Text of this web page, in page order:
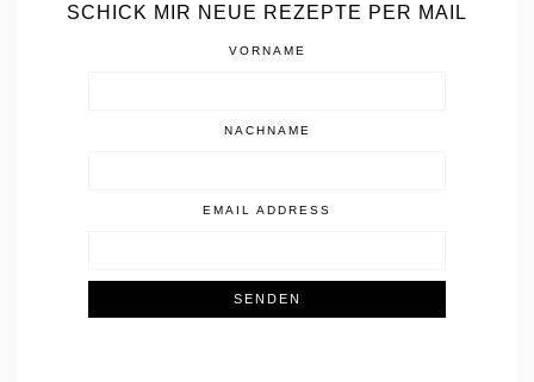
SCHICK MIR NEUE REZEPTE PER MAIL
VORNAME
NACHNAME
EMAIL ADDRESS